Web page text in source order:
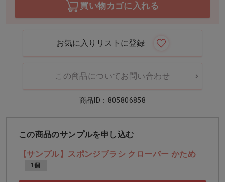
買い物カゴに入れる
お気に入りリストに登録
この商品についてお問い合わせ
商品ID：805806858
この商品のサンプルを申し込む
【サンプル】スポンジブラシ クローバー かため
1個